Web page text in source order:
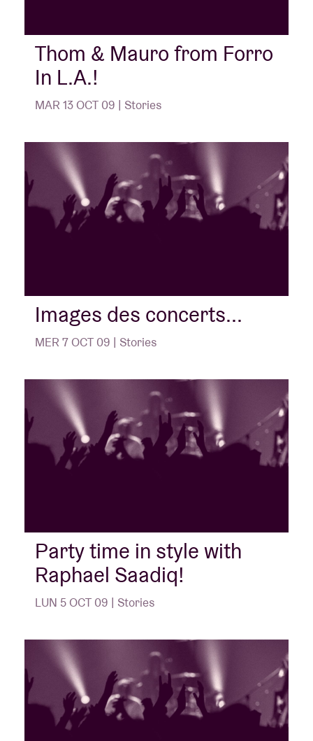
Thom & Mauro from Forro
In L.A.!
MAR 13 OCT 09 | Stories
Images des concerts...
MER 7 OCT 09 | Stories
Party time in style with
Raphael Saadiq!
LUN 5 OCT 09 | Stories